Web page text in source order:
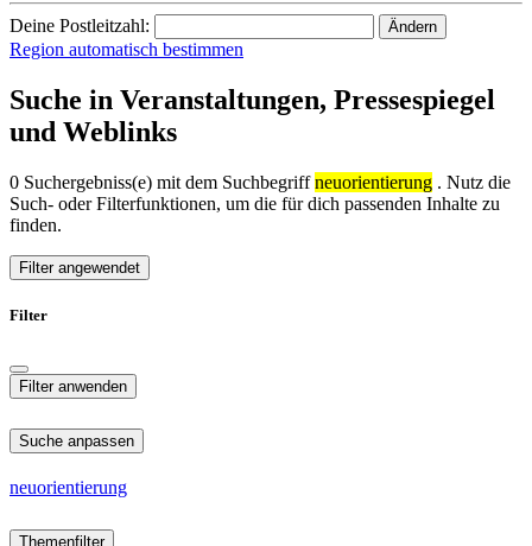
Deine Postleitzahl: Ändern
Region automatisch bestimmen
Suche in Veranstaltungen, Pressespiegel
und Weblinks
0 Suchergebniss(e) mit dem Suchbegriffneuorientierung . Nutz die
Such- oder Filterfunktionen, um die für dich passenden Inhalte zu
finden.
Filter angewendet
Filter
Suche anpassen
neuorientierung
Themenfilter